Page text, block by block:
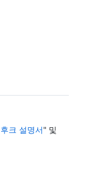
크 설명서" 및